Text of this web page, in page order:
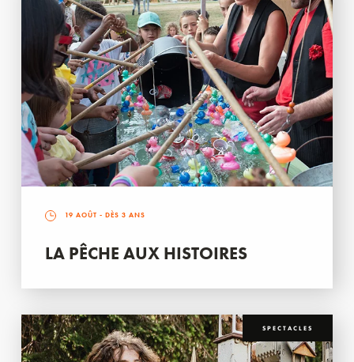
19 AOÛT - DÈS 3 ANS
LA PÊCHE AUX HISTOIRES
SPECTACLES